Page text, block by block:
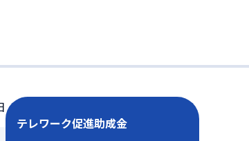
テレワーク促進助成金